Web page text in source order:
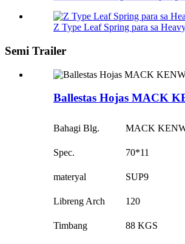
Z Type Leaf Spring para sa
Semi Trailer
Ballestas Hojas MACK
Bahagi Blg. MACK
Spec.
70*11
materyal SUP9
Libreng Arch 120
Timbang 88 KGS